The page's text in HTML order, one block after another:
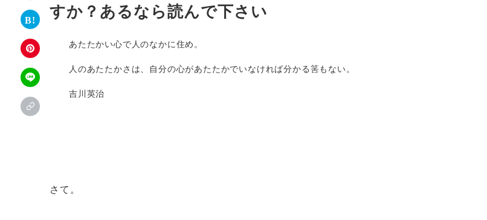
すか？あるなら読んで下さい
あたたかい心で人のなかに住め。
人のあたたかさは、自分の心があたたかでいなければ分かる筈もない。
吉川英治
さて。